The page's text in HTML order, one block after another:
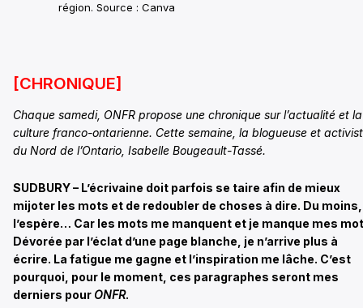
région. Source : Canva
[CHRONIQUE]
Chaque samedi, ONFR propose une chronique sur l’actualité et la
culture franco-ontarienne. Cette semaine, la blogueuse et
du Nord de l’Ontario, Isabelle Bougeault-Tassé.
SUDBURY – L’écrivaine doit parfois se taire afin de mieux
mijoter les mots et de redoubler de choses à dire. Du
l’espère… Car les mots me manquent et je manque mes
Dévorée par l’éclat d’une page blanche, je n’arrive plus à
écrire. La fatigue me gagne et l’inspiration me lâche. C’est
pourquoi, pour le moment, ces paragraphes seront mes
derniers pour ONFR.